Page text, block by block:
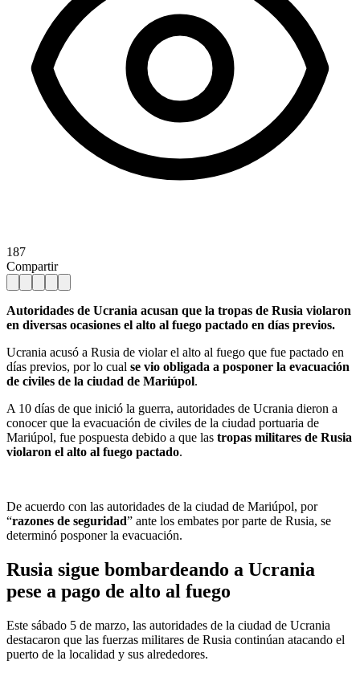
187
Compartir
Autoridades de Ucrania acusan que la tropas de Rusia violaron
en diversas ocasiones el alto al fuego pactado en días previos.
Ucrania acusó a Rusia de violar el alto al fuego que fue pactado en
días previos, por lo cual se vio obligada a posponer la evacuación
de civiles de la ciudad de Mariúpol.
A 10 días de que inició la guerra, autoridades de Ucrania dieron a
conocer que la evacuación de civiles de la ciudad portuaria de
Mariúpol, fue pospuesta debido a que las tropas militares de Rusia
violaron el alto al fuego pactado.
De acuerdo con las autoridades de la ciudad de Mariúpol, por
“razones de seguridad” ante los embates por parte de Rusia, se
determinó posponer la evacuación.
Rusia sigue bombardeando a Ucrania
pese a pago de alto al fuego
Este sábado 5 de marzo, las autoridades de la ciudad de Ucrania
destacaron que las fuerzas militares de Rusia continúan atacando el
puerto de la localidad y sus alrededores.